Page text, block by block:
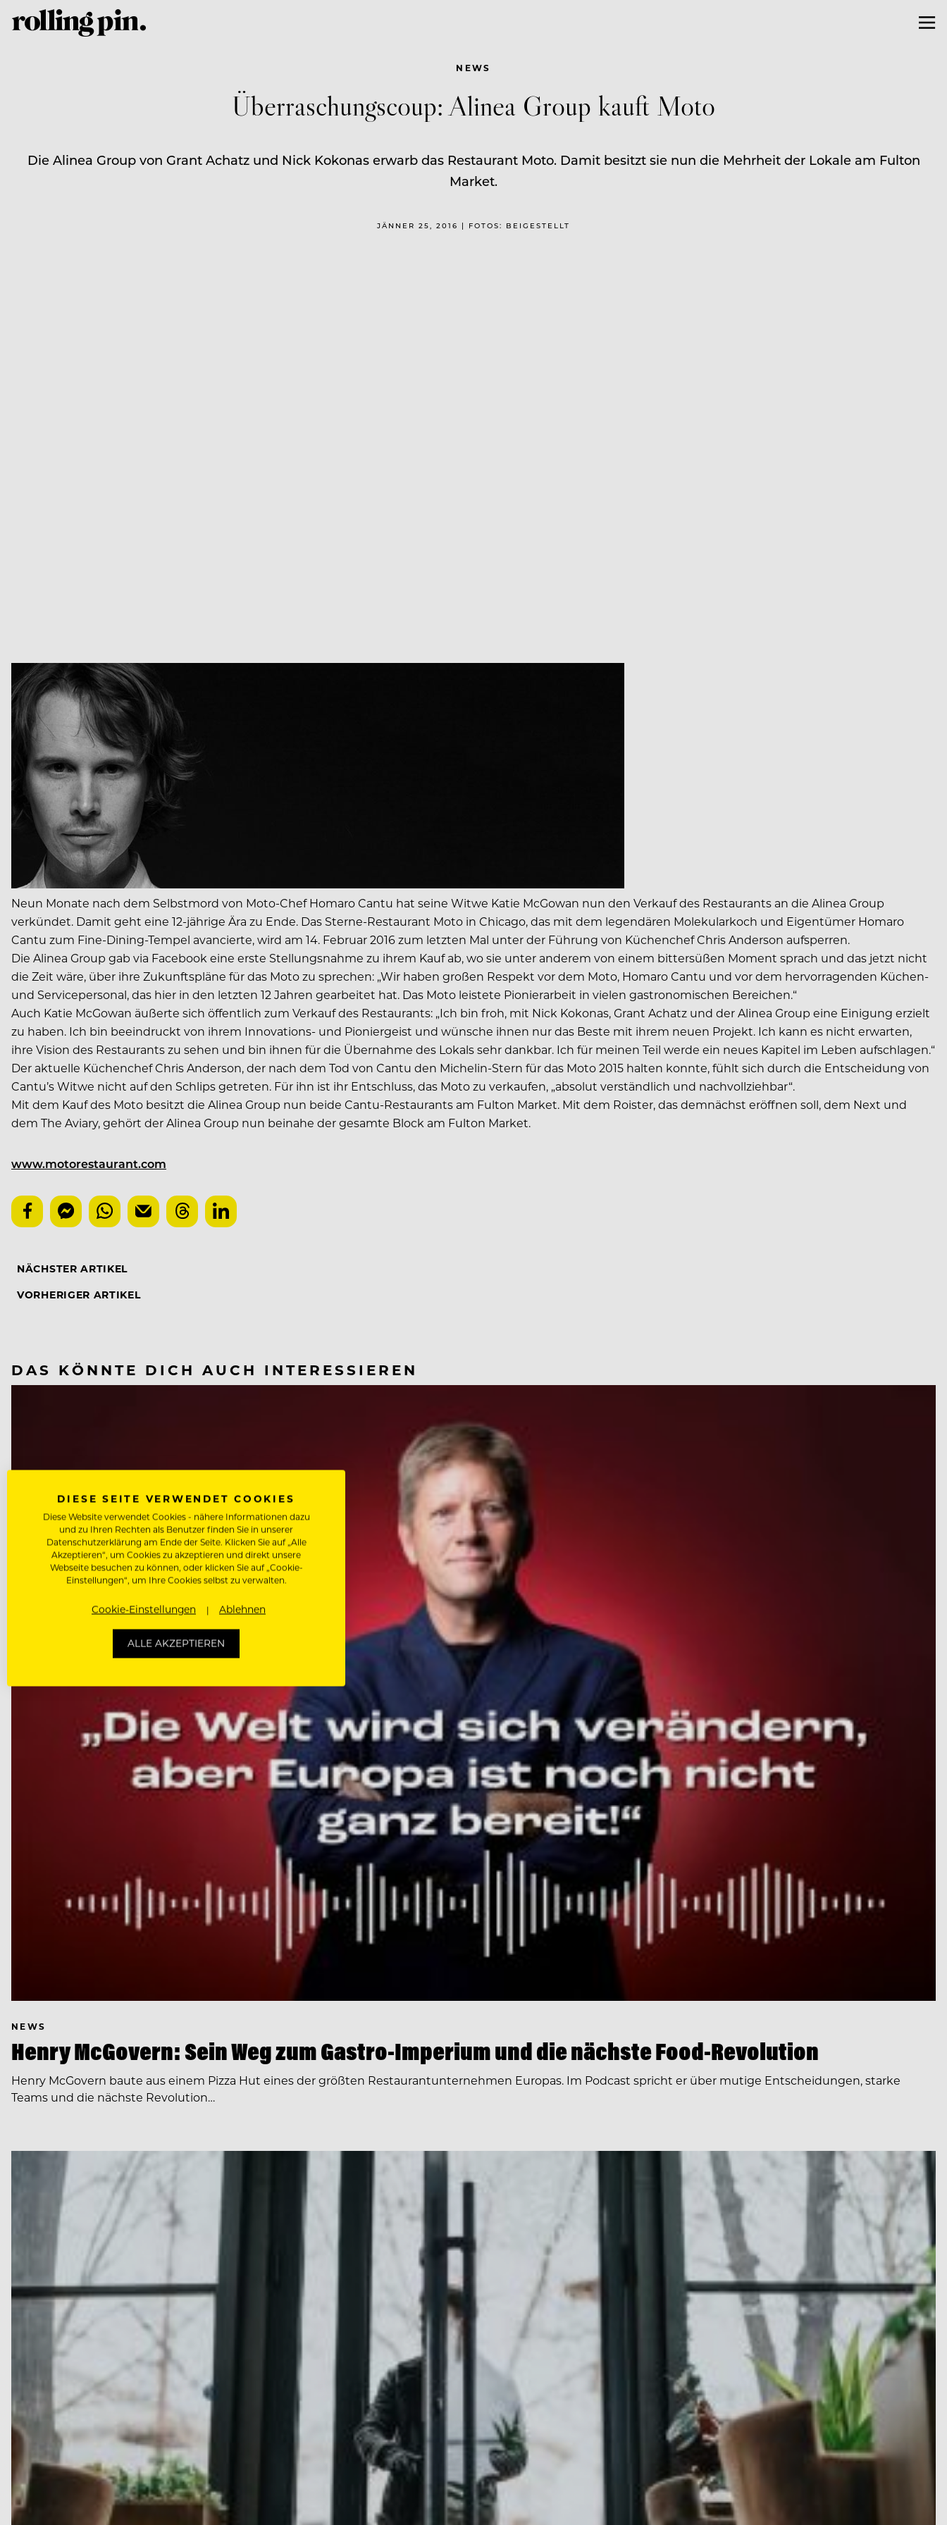
NEWS
Überraschungscoup: Alinea Group kauft Moto
Die Alinea Group von Grant Achatz und Nick Kokonas erwarb das Restaurant Moto. Damit besitzt sie nun die Mehrheit der Lokale am Fulton
Market.
JÄNNER 25, 2016 | FOTOS: BEIGESTELLT
Neun Monate nach dem Selbstmord von Moto-Chef Homaro Cantu hat seine Witwe Katie McGowan nun den Verkauf des Restaurants an die Alinea Group
verkündet. Damit geht eine 12-jährige Ära zu Ende. Das Sterne-Restaurant Moto in Chicago, das mit dem legendären Molekularkoch und Eigentümer Homaro
Cantu zum Fine-Dining-Tempel avancierte, wird am 14. Februar 2016 zum letzten Mal unter der Führung von Küchenchef Chris Anderson aufsperren.
Die Alinea Group gab via Facebook eine erste Stellungsnahme zu ihrem Kauf ab, wo sie unter anderem von einem bittersüßen Moment sprach und das jetzt nicht
die Zeit wäre, über ihre Zukunftspläne für das Moto zu sprechen: „Wir haben großen Respekt vor dem Moto, Homaro Cantu und vor dem hervorragenden Küchen-
und Servicepersonal, das hier in den letzten 12 Jahren gearbeitet hat. Das Moto leistete Pionierarbeit in vielen gastronomischen Bereichen.“
Auch Katie McGowan äußerte sich öffentlich zum Verkauf des Restaurants: „Ich bin froh, mit Nick Kokonas, Grant Achatz und der Alinea Group eine Einigung erzielt
zu haben. Ich bin beeindruckt von ihrem Innovations- und Pioniergeist und wünsche ihnen nur das Beste mit ihrem neuen Projekt. Ich kann es nicht erwarten,
ihre Vision des Restaurants zu sehen und bin ihnen für die Übernahme des Lokals sehr dankbar. Ich für meinen Teil werde ein neues Kapitel im Leben aufschlagen.“
Der aktuelle Küchenchef Chris Anderson, der nach dem Tod von Cantu den Michelin-Stern für das Moto 2015 halten konnte, fühlt sich durch die Entscheidung von
Cantu’s Witwe nicht auf den Schlips getreten. Für ihn ist ihr Entschluss, das Moto zu verkaufen, „absolut verständlich und nachvollziehbar“.
Mit dem Kauf des Moto besitzt die Alinea Group nun beide Cantu-Restaurants am Fulton Market. Mit dem Roister, das demnächst eröffnen soll, dem Next und
dem The Aviary, gehört der Alinea Group nun beinahe der gesamte Block am Fulton Market.
www.motorestaurant.com
NÄCHSTER ARTIKEL
VORHERIGER ARTIKEL
DAS KÖNNTE DICH AUCH INTERESSIEREN
NEWS
Henry McGovern: Sein Weg zum Gastro-Imperium und die nächste Food-Revolution
Henry McGovern baute aus einem Pizza Hut eines der größten Restaurantunternehmen Europas. Im Podcast spricht er über mutige Entscheidungen, starke
Teams und die nächste Revolution…
DIESE SEITE VERWENDET COOKIES
Diese Website verwendet Cookies - nähere Informationen dazu
und zu Ihren Rechten als Benutzer finden Sie in unserer
Datenschutzerklärung am Ende der Seite. Klicken Sie auf „Alle
Akzeptieren“, um Cookies zu akzeptieren und direkt unsere
Webseite besuchen zu können, oder klicken Sie auf „Cookie-
Einstellungen“, um Ihre Cookies selbst zu verwalten.
Cookie-Einstellungen Ablehnen
ALLE AKZEPTIEREN